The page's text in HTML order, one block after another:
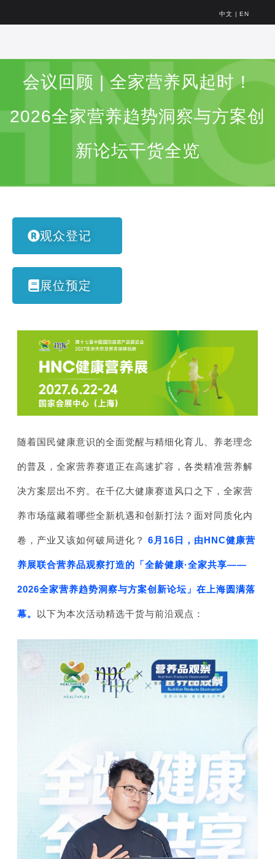
中文 | EN
会议回顾 | 全家营养风起时！
2026全家营养趋势洞察与方案创
新论坛干货全览
观众登记
展位预定
随着国民健康意识的全面觉醒与精细化育儿、养老理念
的普及，全家营养赛道正在高速扩容，各类精准营养解
决方案层出不穷。在千亿大健康赛道风口之下，全家营
养市场蕴藏着哪些全新机遇和创新打法？面对同质化内
卷，产业又该如何破局进化？ 6月16日，由HNC健康营
养展联合营养品观察打造的「全龄健康·全家共享——
2026全家营养趋势洞察与方案创 新论坛」在上海圆满落
幕。 以下为本次活动精选干货与前沿观点：